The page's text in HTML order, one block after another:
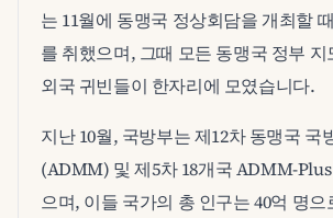
는 11월에 동맹국 정상회담을 개최할
를 취했으며, 그때 모든 동맹국 정부
외국 귀빈들이 한자리에 모였습니다.
지난 10월, 국방부는 제12차 동맹국 국
(ADMM) 및 제5차 18개국 ADMM-
으며, 이들 국가의 총 인구는 40억 명으